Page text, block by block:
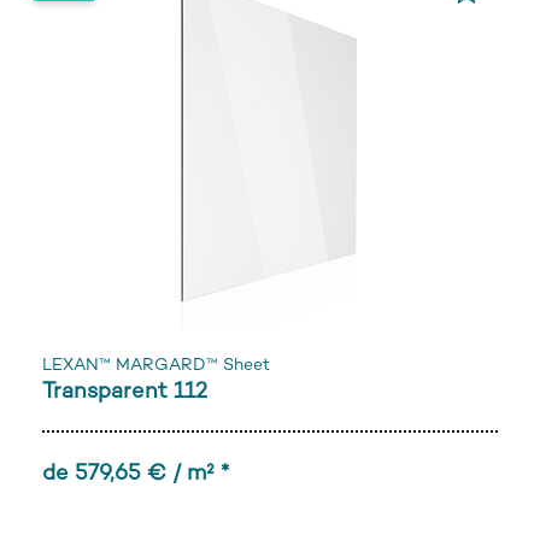
LEXAN™ MARGARD™ Sheet
Transparent 112
de 579,65 € / m² *